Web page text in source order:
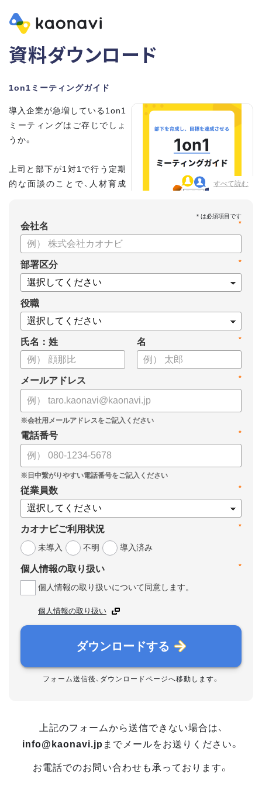
資料ダウンロード
1on1ミーティングガイド
すべて読む
導入企業が急増している1on1
ミーティングはご存じでしょ
うか。
上司と部下が1対1で行う定期
的な面談のことで、人材育成
こちらの資料では、
・1on1とは何か？
・1on1の基本的なやり方
・ 1on1 の基本アジェンダと質問例
についてまとめましたので、ぜひお役立てください。
*
会社名
*
部署区分
役職
氏名：姓 *
名
*
メールアドレス
*
電話番号
*
従業員数
*
カオナビご利用状況
未導入
不明 導入済み
*
個人情報の取り扱い
個人情報の取り扱いについて同意します。
個人情報の取り扱い
ダウンロードする
フォーム送信後、ダウンロードページへ移動します。
上記のフォームから送信できない場合は、
info@kaonavi.jp までメールをお送りください。
お電話でのお問い合わせも承っております。